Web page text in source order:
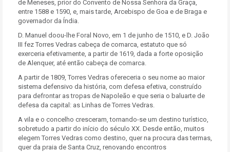
de Meneses, prior do Convento de Nossa Senhora da Graça,
entre 1588 e 1590, e, mais tarde, Arcebispo de Goa e de Braga e
governador da Índia.
D. Manuel doou-lhe Foral Novo, em 1 de junho de 1510, e D. João
III fez Torres Vedras cabeça de comarca, estatuto que só
exerceria efetivamente, a partir de 1619, dada a forte oposição
de Alenquer, até então cabeça de comarca.
A partir de 1809, Torres Vedras ofereceria o seu nome ao maior
sistema defensivo da história, com defesa efetiva, construído
para defrontar as tropas de Napoleão e que seria o baluarte de
defesa da capital: as Linhas de Torres Vedras.
A vila e o concelho cresceram, tornando-se um destino turístico,
sobretudo a partir do início do século XX. Desde então, muitos
elegem Torres Vedras como destino, quer na procura das termas,
quer da praia de Santa Cruz, renovando encontros